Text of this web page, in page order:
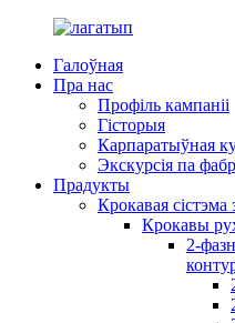
Галоўная
Пра нас
Профіль кампаніі
Гісторыя
Карпаратыўная
Экскурсія па
Прадукты
Крокавая
Крокавы
2-